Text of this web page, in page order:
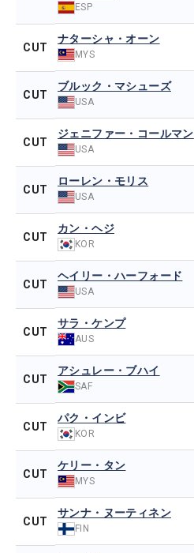
ESP
CUT
ナターシャ・オーン
MYS
CUT
ブルック・マシューズ
USA
CUT
ジェニファー・コールマン
USA
CUT
ローレン・モリス
USA
CUT
カン・ヘジ
KOR
CUT
ヘイリー・ハーフォード
USA
CUT
サラ・ケンプ
AUS
CUT
アシュレー・ブハイ
SAF
CUT
パク・インビ
KOR
CUT
ケリー・タン
MYS
CUT
サンナ・ヌーティネン
FIN